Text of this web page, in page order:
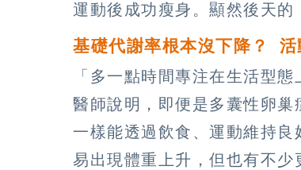
運動後成功瘦身。顯然後天的
基礎代謝率根本沒下降？
「多一點時間專注在生活型
醫師說明，即便是多囊性卵巢
一樣能透過飲食、運動維持
易出現體重上升，但也有不少